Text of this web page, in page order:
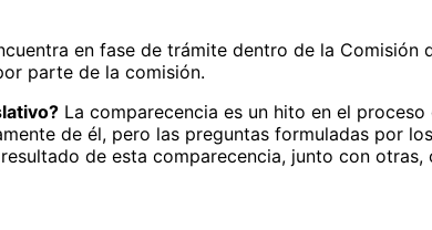
en fase de trámite dentro de la Comisión
parte de la comisión.
La comparecencia es un hito en el
de él, pero las preguntas formuladas por
de esta comparecencia, junto con